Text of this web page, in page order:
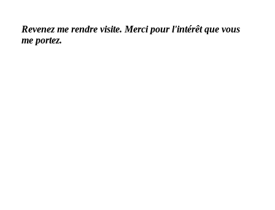
Revenez me rendre visite. Merci pour l'intérêt que vous
me portez.